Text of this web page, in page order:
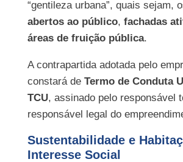
“gentileza urbana”, quais sejam,
abertos ao público, fachadas
áreas de fruição pública.
A contrapartida adotada pelo
constará de Termo de Conduta
TCU, assinado pelo responsável
responsável legal do
Sustentabilidade e
Interesse Social